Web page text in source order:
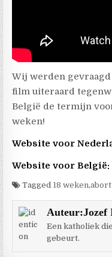
Wij werden
film uiteraard
België de termijn
weken!
Website voor
Website voor België:
Tagged 18 weken,
Auteur:Jozef
Een katholiek
gebeurt.